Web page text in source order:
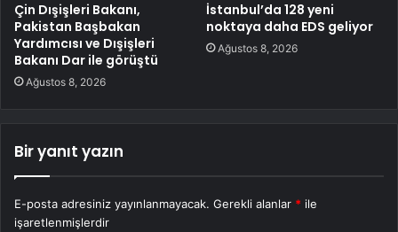
Çin Dışişleri Bakanı,
Pakistan Başbakan
Yardımcısı ve Dışişleri
Bakanı Dar ile görüştü
Ağustos 8, 2026
İstanbul’da 128 yeni
noktaya daha EDS geliyor
Ağustos 8, 2026
Bir yanıt yazın
E-posta adresiniz yayınlanmayacak. Gerekli alanlar * ile
işaretlenmişlerdir